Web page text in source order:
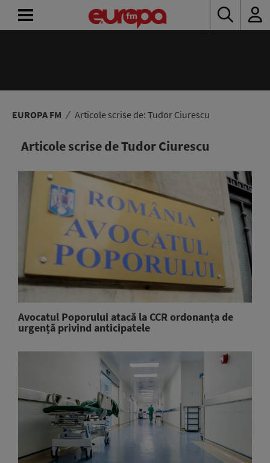
EUROPA FM Articole scrise de: Tudor Ciurescu
Articole scrise de Tudor Ciurescu
Avocatul Poporului atacă la CCR ordonanța de
urgență privind anticipatele
RADIO
CONCURSURI
PODCAST
ASCULTĂ